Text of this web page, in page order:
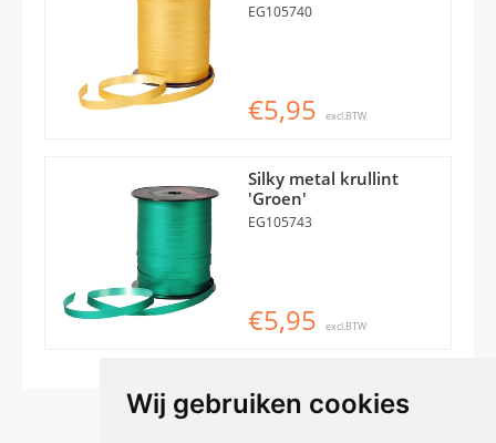
Wij gebruiken cookies
EG105740
€5,95 excl.BTW
Silky metal krullint
'Groen'
EG105743
€5,95 excl.BTW